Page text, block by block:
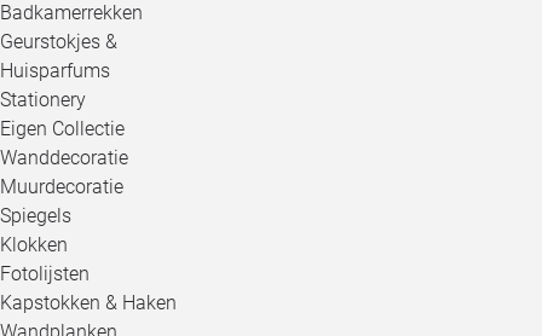
Badkamerrekken
Geurstokjes &
Huisparfums
Stationery
Eigen Collectie
Wanddecoratie
Muurdecoratie
Spiegels
Klokken
Fotolijsten
Kapstokken & Haken